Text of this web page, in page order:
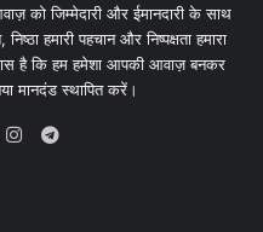
को जिम्मेदारी और ईमानदारी के साथ
हमारी पहचान और निष्पक्षता हमारा
है कि हम हमेशा आपकी आवाज़ बनकर
मानदंड स्थापित करें।
Telegram